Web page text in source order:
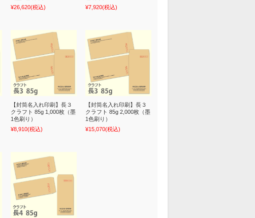
¥26,620(税込)
¥7,920(税込)
【封筒名入れ印刷】長３
クラフト 85g 1,000枚（墨
1色刷り）
¥8,910(税込)
【封筒名入れ印刷】長３
クラフト 85g 2,000枚（墨
1色刷り）
¥15,070(税込)